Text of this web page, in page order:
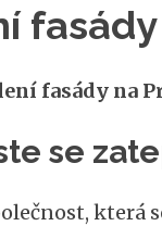
fasády
fasády na
se
která